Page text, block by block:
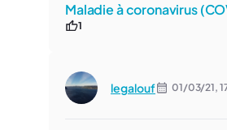
Maladie à coronavirus
1
legalouf 01/03/21,